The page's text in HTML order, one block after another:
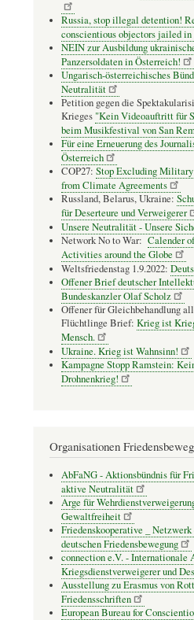
Russia, stop illegal detention!
conscientious objectors jailed in
NEIN zur Ausbildung
Panzersoldaten in Österreich!
Ungarisch-österreichisches
Neutralität
Petition gegen die
Krieges "Kein Videoauftritt für
beim Musikfestival von San
Für eine Erneuerung des
Österreich
COP27: Stop Excluding
from Climate Agreements
Russland, Belarus, Ukraine:
für Deserteure und Verweigerer
Unsere Neutralität - Unsere
Network No to War: Calender
Activities around the Globe
Weltsfriedenstag 1.9.2022:
Offener Brief deutscher
Bundeskanzler Olaf Scholz
Offener für Gleichbehandlung
Flüchtlinge Brief: Krieg ist
Mensch.
Ukraine. Krieg ist Wahnsinn!
Kampagne Stopp Ramstein:
Drohnenkrieg!
Organisationen
AbFaNG - Aktionsbündnis für
aktive Neutralität
Arge für
Gewaltfreiheit
Friedenskooperative _ Netzwerk
deutschen Friedensbewegung
connection e.V. - Inter­na­tio­nale
Kriegs­dienst­ver­wei­gerer und
Ausstellung zu Erasmus von
Friedensschriften
European Bureau for